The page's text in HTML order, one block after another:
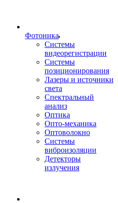
Фотоника
Cистемы
видеорегистрации
Системы
позиционирования
Лазеры и источники
света
Спектральный
анализ
Оптика
Опто-механика
Оптоволокно
Системы
виброизоляции
Детекторы
излучения